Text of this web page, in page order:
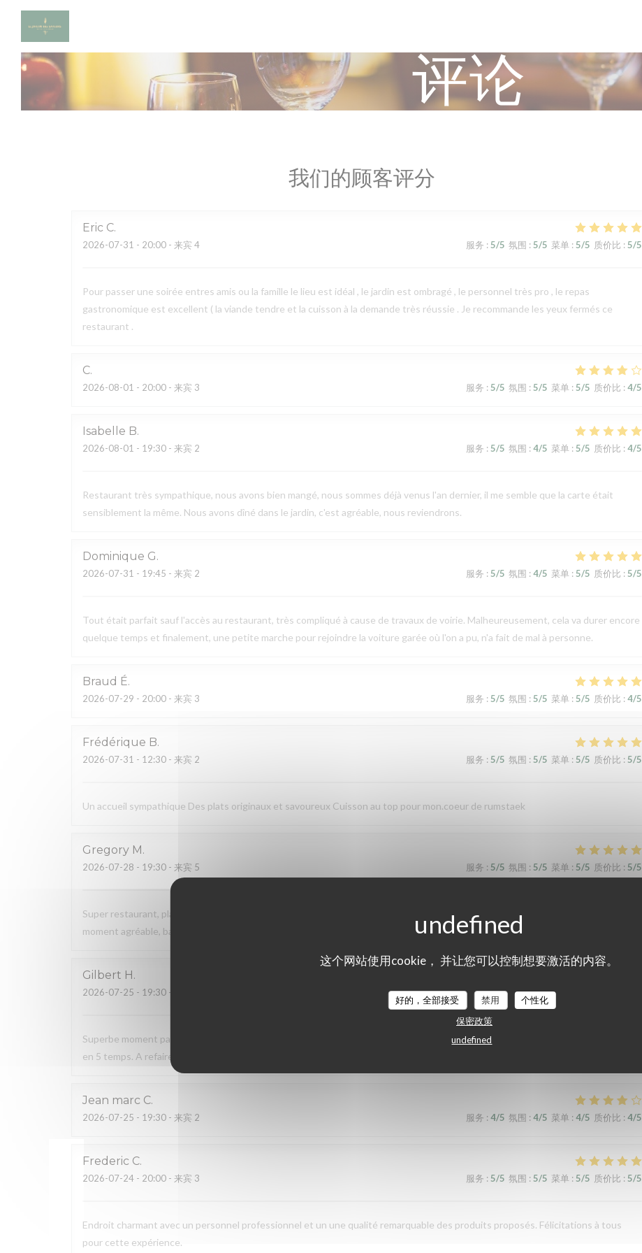
Cookie管理面板
这个网站使用cookie， 并让您可以控制想要激活的内容。
好的，全部接受 禁用
个性化
保密政策
undefined
评论
我们的顾客评分
Eric C
2026-07-31 - 20:00 - 来宾 4 服务 : 5/5 氛围 : 5/5 菜单: 5/5 质价比 : 5/5
Pour passer une soirée entres amis ou la famille le lieu est idéal , le jardin est ombragé , le personnel très pro , le repas
gastronomique est excellent ( la viande tendre et la cuisson à la demande très réussie . Je recommande les yeux fermés ce
restaurant .
C
2026-08-01 - 20:00 - 来宾 3 服务 : 5/5 氛围 : 5/5 菜单: 5/5 质价比 : 4/5
Isabelle B
2026-08-01 - 19:30 - 来宾 2 服务 : 5/5 氛围 : 4/5 菜单: 5/5 质价比 : 4/5
Restaurant très sympathique, nous avons bien mangé, nous sommes déjà venus l'an dernier, il me semble que la carte était
sensiblement la même. Nous avons dîné dans le jardin, c'est agréable, nous reviendrons.
Dominique G
2026-07-31 - 19:45 - 来宾 2 服务 : 5/5 氛围 : 4/5 菜单: 5/5 质价比 : 5/5
Tout était parfait sauf l'accès au restaurant, très compliqué à cause de travaux de voirie. Malheureusement, cela va durer encore
quelque temps et finalement, une petite marche pour rejoindre la voiture garée où l'on a pu, n'a fait de mal à personne.
Braud É
2026-07-29 - 20:00 - 来宾 3 服务 : 5/5 氛围 : 5/5 菜单: 5/5 质价比 : 4/5
Frédérique B
2026-07-31 - 12:30 - 来宾 2 服务 : 5/5 氛围 : 5/5 菜单: 5/5 质价比 : 5/5
Un accueil sympathique Des plats originaux et savoureux Cuisson au top pour mon.coeur de rumstaek
Gregory M
2026-07-28 - 19:30 - 来宾 5 服务 : 5/5 氛围 : 5/5 菜单 : 5/5 质价比 : 5/5
Super restaurant, plats délicieux, cuisson parfaite. Serveur très agréable. Si vous cherchez un très bon restaurant pour passer un
moment agréable, bah maintenant vous savez où aller 😉
Gilbert H
2026-07-25 - 19:30 - 来宾 2 服务:5/5 氛围:5/5 菜单
Superbe moment passé au sein de votre établissement. Une explosion de saveurs et de couleurs, tout était parfait sur le menu
en 5 temps. A refaire sans tarder.
Jean marc C
2026-07-25 - 19:30 - 来宾 2 服务 : 4/5 氛围 : 4/5 菜单 : 4/5 质价比 : 4/5
Frederic C
2026-07-24 - 20:00 - 来宾 3 服务 : 5/5 氛围 : 5/5 菜单: 5/5 质价比 : 5/5
Endroit charmant avec un personnel professionnel et un une qualité remarquable des produits proposés. Félicitations à tous
pour cette expérience.